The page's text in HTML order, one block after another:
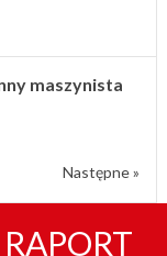
maszynista
Następne »